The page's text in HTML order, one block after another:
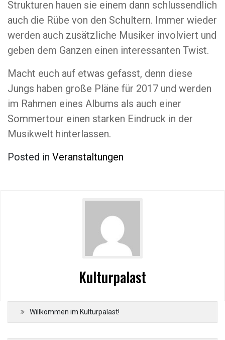
Strukturen hauen sie einem dann schlussendlich
auch die Rübe von den Schultern. Immer wieder
werden auch zusätzliche Musiker involviert und
geben dem Ganzen einen interessanten Twist.
Macht euch auf etwas gefasst, denn diese
Jungs haben große Pläne für 2017 und werden
im Rahmen eines Albums als auch einer
Sommertour einen starken Eindruck in der
Musikwelt hinterlassen.
Posted in Veranstaltungen
Kulturpalast
Willkommen im Kulturpalast!